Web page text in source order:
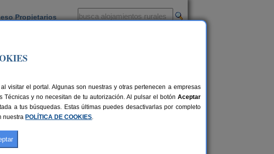
Propietarios
visitar el portal. Algunas son nuestras y otras pertenecen a empresas
y no necesitan de tu autorización. Al pulsar el botón Aceptar
a tus búsquedas. Estas últimas puedes desactivarlas por completo
nuestra POLÍTICA DE COOKIES.